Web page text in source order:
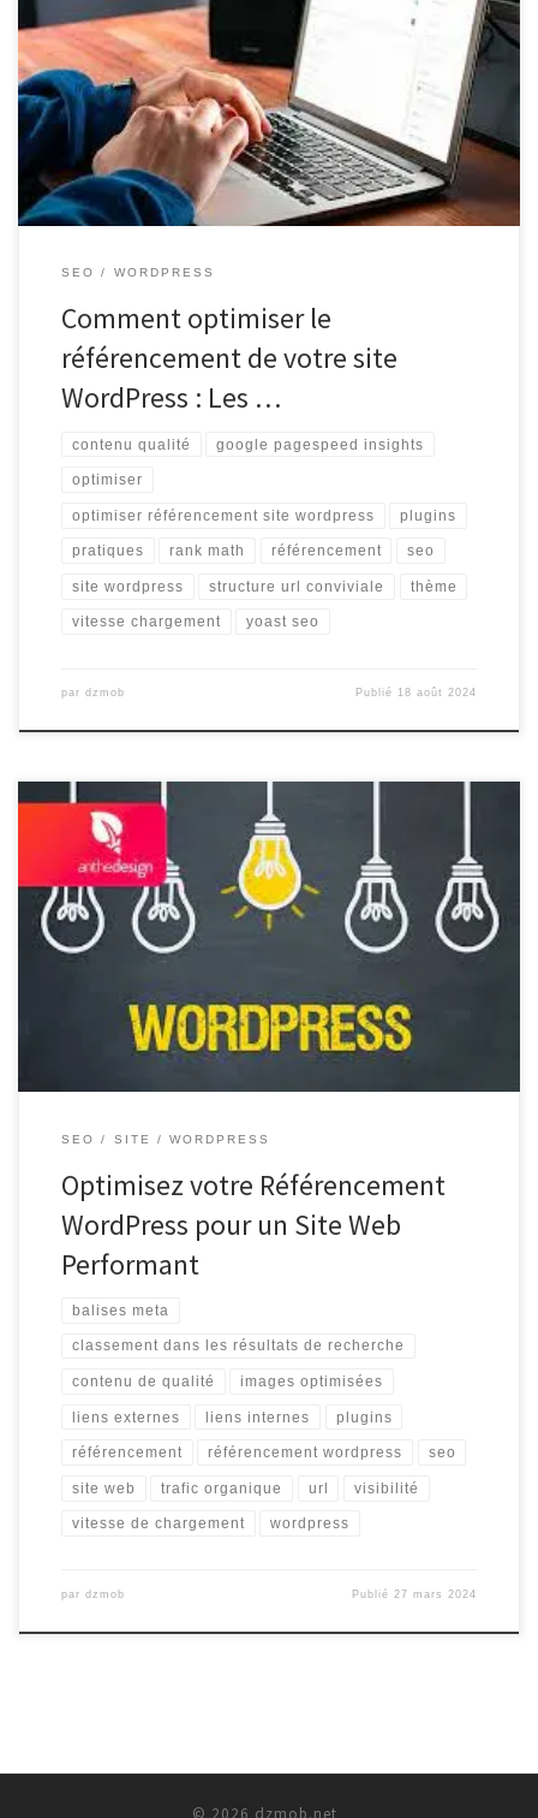
Optimiser le référencement de votre site WordPress : Les
meilleures pratiques à suivre Le référencement d’un site web est
un élément crucial pour attirer du trafic organique et améliorer sa
visibilité en ligne. Avec WordPress, l’une des plateformes de
création de sites les plus populaires, il existe plusieurs stratégies
que […]
SEO WORDPRESS
Comment optimiser le
référencement de votre site
WordPress : Les …
contenu qualité google pagespeed insights
optimiser
optimiser référencement site wordpress plugins
pratiques rank math référencement seo
site wordpress structure url conviviale thème
vitesse chargement yoast seo
par dzmob Publié 18 août 2024
Le Référencement WordPress : Maximisez la Visibilité de Votre
Site Web Le référencement est un élément crucial pour toute
stratégie de marketing en ligne. Lorsqu’il s’agit de sites web basés
sur WordPress, il est essentiel de comprendre comment optimiser
SEO SITE WORDPRESS
Optimisez votre Référencement
WordPress pour un Site Web
Performant
balises meta
classement dans les résultats de recherche
contenu de qualité images optimisées
liens externes liens internes plugins
référencement référencement wordpress seo
site web trafic organique url visibilité
vitesse de chargement wordpress
par dzmob Publié 27 mars 2024